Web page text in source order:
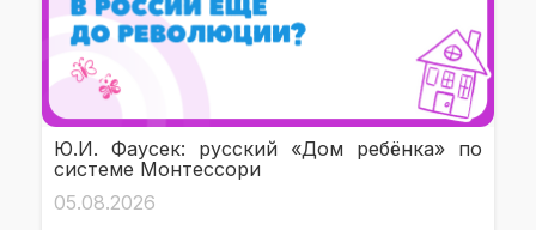
Ю.И. Фаусек: русский «Дом ребёнка» по
системе Монтессори
05.08.2026